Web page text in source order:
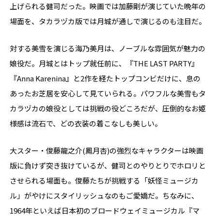
上げられる健司だった。映画では加藤剛が演じていた晩年の
場面を、タカラヅカ版では月城が通しで演じるのも注目だ。
対する美雪を演じる海乃美月は、ノーブルな雰囲気が魅力の
娘役だ。月城とはトップ就任前に、『THE LAST PARTY』
『Anna Karenina』と2作を経たトップコンビだけに、息の
あったお芝居を安心して見ていられる。パワフルな美雪もタ
カラヅカの娘役としては挑戦の役どころだが、圧倒的なお姫
様感は流石で、どの衣装の着こなしも美しい。
大スター・俊藤龍之介(鳳月杏)の強烈なキャラクターは映画
版に負けず突き抜けているが、健司とのやりとりでホロリと
させられる場面も。俊藤たちが挑戦する「妖怪ミュージカ
ル」がやけにスタイリッシュなのもご愛嬌だ。ちなみに、
1964年といえば日本初のブロードウェイミュージカル『マ